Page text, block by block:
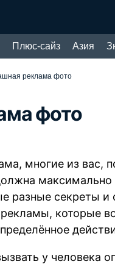
Плюс-сайз Азия
реклама фото
фото
многие из вас,
максимально
разные секреты
которые
у человека